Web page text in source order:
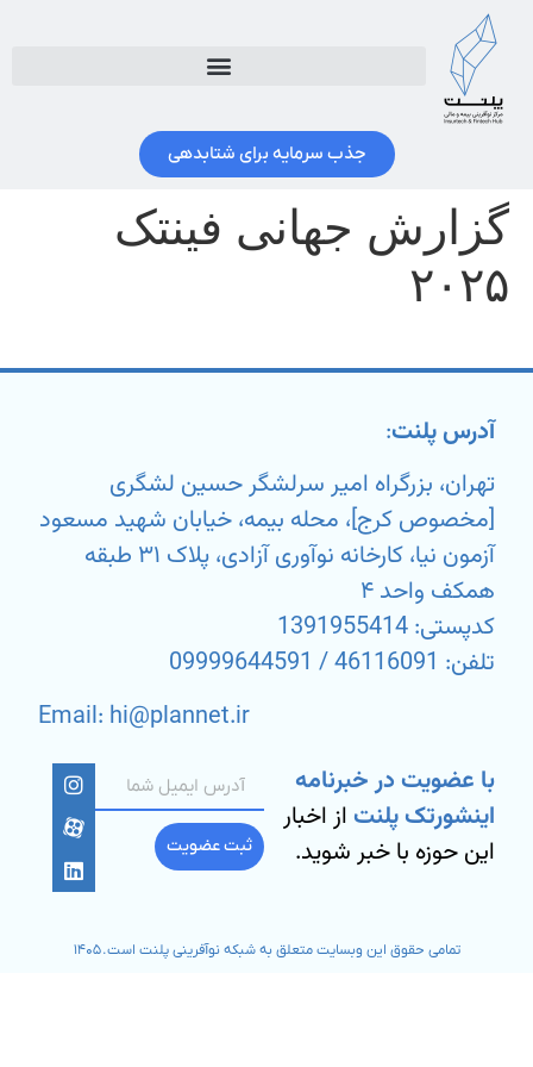
جذب سرمایه برای شتابدهی
گزارش جهانی فینتک
۲۰۲۵
آدرس پلنت:
تهران، بزرگراه امیر سرلشگر حسین لشگری
[مخصوص کرج]، محله بیمه، خیابان شهید مسعود
آزمون نیا، کارخانه نوآوری آزادی، پلاک ۳۱ طبقه
همکف واحد ۴
کدپستی: 1391955414
تلفن: 46116091 / 09999644591
Email: hi@plannet.ir
با عضویت در خبرنامه
اینشورتک پلنتاز اخبار
این حوزه با خبر شوید.
ثبت عضویت
تمامی حقوق این وبسایت متعلق به شبکه نوآفرینی پلنت است. ۱۴۰۵